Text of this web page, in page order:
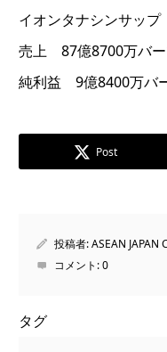
イオンタナシンサップ
売上 87億8700万バー
純利益 9億8400万バ
Post
投稿者:ASEAN JAPAN
コメント:0
タグ